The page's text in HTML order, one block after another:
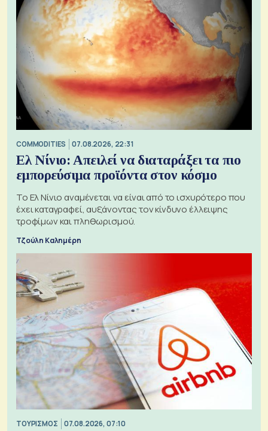
COMMODITIES 07.08.2026, 22:31
Ελ Νίνιο: Απειλεί να διαταράξει τα πιο
εμπορεύσιμα προϊόντα στον κόσμο
Το Ελ Νίνιο αναμένεται να είναι από το ισχυρότερο που
έχει καταγραφεί, αυξάνοντας τον κίνδυνο έλλειψης
τροφίμων και πληθωρισμού.
Τζούλη Καλημέρη
ΤΟΥΡΙΣΜΟΣ 07.08.2026, 07:10